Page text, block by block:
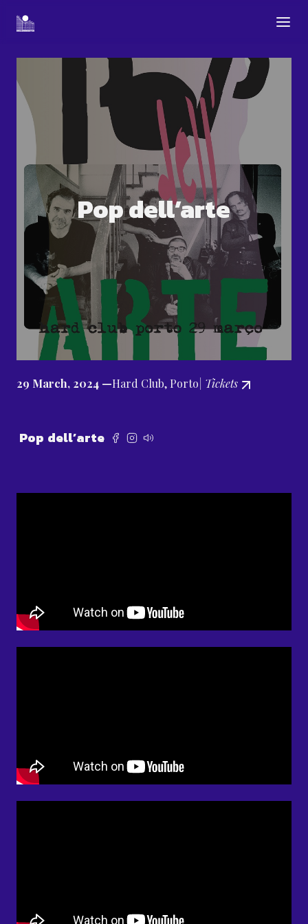
Pop dell’arte
29 March, 2024 —Hard Club, Porto | Tickets
Pop dell’arte